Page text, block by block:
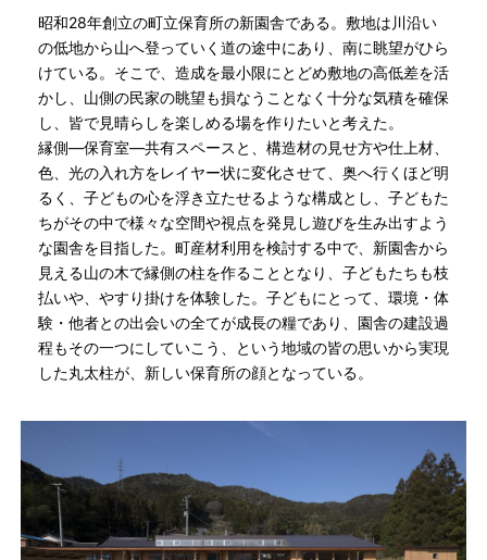
昭和28年創立の町立保育所の新園舎である。敷地は川沿い
の低地から山へ登っていく道の途中にあり、南に眺望がひら
けている。そこで、造成を最小限にとどめ敷地の高低差を活
かし、山側の民家の眺望も損なうことなく十分な気積を確保
し、皆で見晴らしを楽しめる場を作りたいと考えた。
縁側―保育室―共有スペースと、構造材の見せ方や仕上材、
色、光の入れ方をレイヤー状に変化させて、奥へ行くほど明
るく、子どもの心を浮き立たせるような構成とし、子どもた
ちがその中で様々な空間や視点を発見し遊びを生み出すよう
な園舎を目指した。町産材利用を検討する中で、新園舎から
見える山の木で縁側の柱を作ることとなり、子どもたちも枝
払いや、やすり掛けを体験した。子どもにとって、環境・体
験・他者との出会いの全てが成長の糧であり、園舎の建設過
程もその一つにしていこう、という地域の皆の思いから実現
した丸太柱が、新しい保育所の顔となっている。